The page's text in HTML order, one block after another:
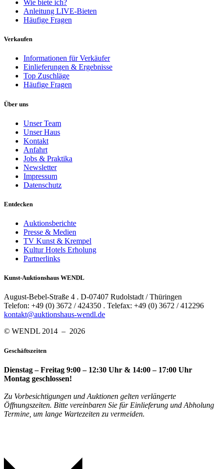
Wie biete ich?
Anleitung LIVE-Bieten
Häufige Fragen
Verkaufen
Informationen für Verkäufer
Einlieferungen & Ergebnisse
Top Zuschläge
Häufige Fragen
Über uns
Unser Team
Unser Haus
Kontakt
Anfahrt
Jobs & Praktika
Newsletter
Impressum
Datenschutz
Entdecken
Auktionsberichte
Presse & Medien
TV Kunst & Krempel
Kultur Hotels Erholung
Partnerlinks
Kunst-Auktionshaus WENDL
August-Bebel-Straße 4 . D-07407 Rudolstadt / Thüringen
Telefon: +49 (0) 3672 / 424350 . Telefax: +49 (0) 3672 / 412296
kontakt@auktionshaus-wendl.de
© WENDL 2014 – 2026
Geschäftszeiten
Dienstag – Freitag 9:00 – 12:30 Uhr & 14:00 – 17:00 Uhr
Montag geschlossen!
Zu Vorbesichtigungen und Auktionen gelten verlängerte
Öffnungszeiten. Bitte vereinbaren Sie für Einlieferung und Abholung
Termine, um lange Wartezeiten zu vermeiden.